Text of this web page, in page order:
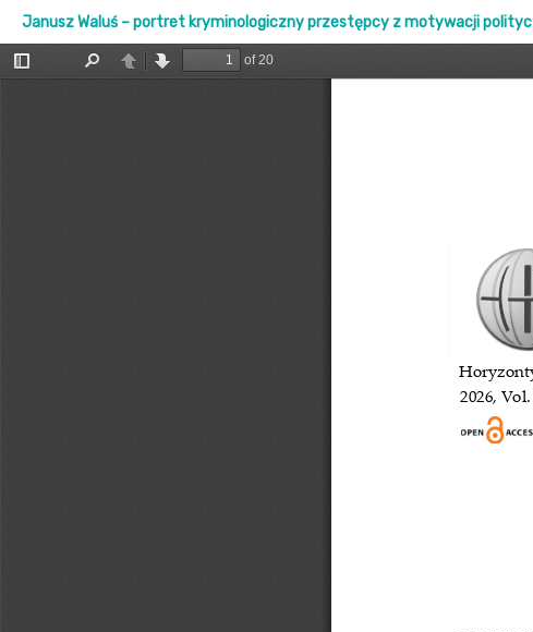
Janusz Waluś – portret kryminologiczny przestępcy z motywacji